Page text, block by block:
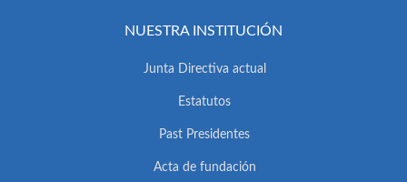
NUESTRA INSTITUCIÓN
Junta Directiva actual
Estatutos
Past Presidentes
Acta de fundación